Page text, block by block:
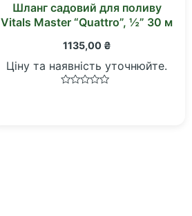
Шланг садовий для поливу
Vitals Master “Quattro”, ½” 30 м
1135,00 ₴
Ціну та наявність уточнюйте.